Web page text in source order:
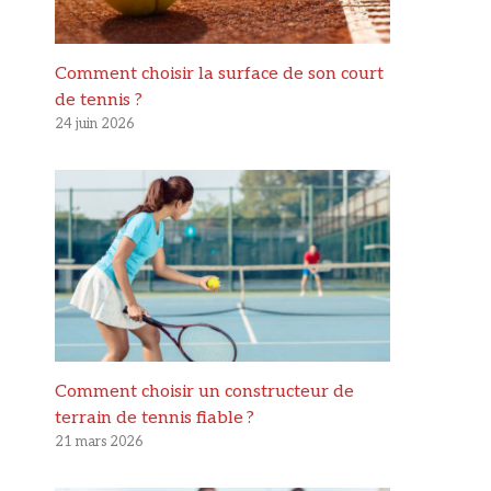
Comment choisir la surface de son court
de tennis ?
24 juin 2026
Comment choisir un constructeur de
terrain de tennis fiable ?
21 mars 2026